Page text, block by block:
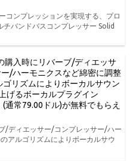
コンプレッションを実現する、プロ
バンドバスコンプレッサー Solid
購入時にリバーブ/ディエッサ
/ハーモニクスなど綿密に調整
ゴリズムによりボーカルサウン
げるボーカルプラグイン
通常79.00ドル)が無料でもらえ
/ディエッサー/コンプレッサー/ハー
アルゴリズムによりボーカルサウ